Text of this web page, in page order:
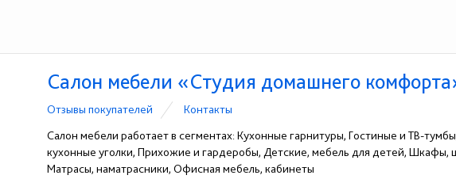
Салон мебели «Студия домашнего
Отзывы покупателей
Контакты
Салон мебели работает в сегментах: Кухонные гарнитуры, Гостиные и ТВ-
кухонные уголки, Прихожие и гардеробы, Детские, мебель для детей,
Матрасы, наматрасники, Офисная мебель, кабинеты